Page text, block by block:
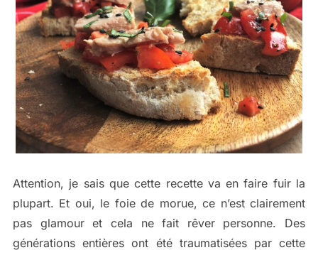
Attention, je sais que cette recette va en faire fuir la
plupart. Et oui, le foie de morue, ce n’est clairement
pas glamour et cela ne fait rêver personne. Des
générations entières ont été traumatisées par cette